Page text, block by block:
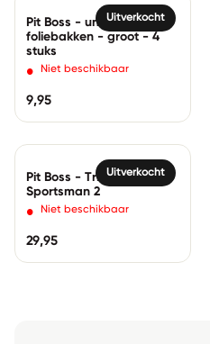
Uitverkocht
Pit Boss - universele
foliebakken - groot - 4
stuks
• Niet beschikbaar
Normale prijs
9,95
Uitverkocht
Pit Boss - Trivet -
Sportsman 2
• Niet beschikbaar
Normale prijs
29,95